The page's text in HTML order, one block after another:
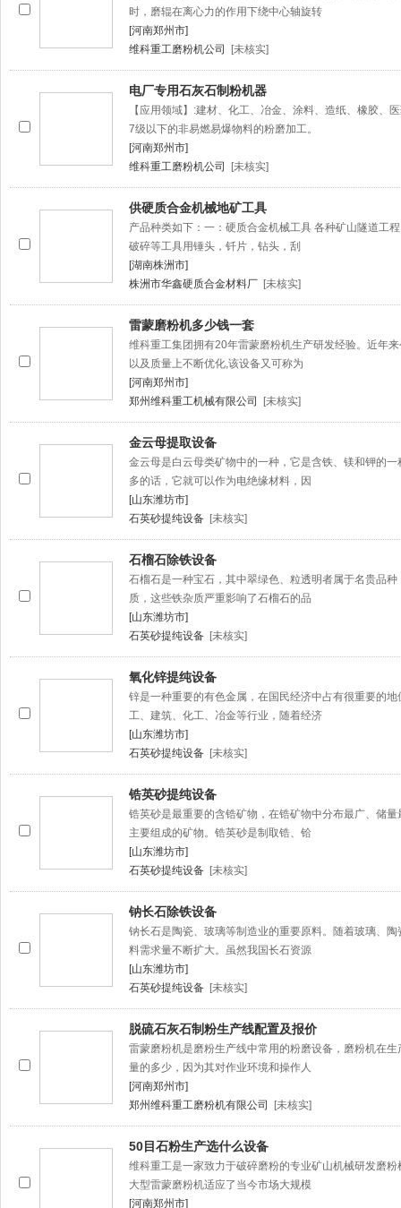
时，磨辊在离心力的作用下绕中心轴旋转
[河南郑州市]
维科重工磨粉机公司
[未核实]
电厂专用石灰石制粉机器
【应用领域】:建材、化工、冶金、涂料、造纸、橡胶、
7级以下的非易燃易爆物料的粉磨加工。
[河南郑州市]
维科重工磨粉机公司
[未核实]
供硬质合金机械地矿工具
产品种类如下：一：硬质合金机械工具 各种矿山隧道工
破碎等工具用锤头，钎片，钻头，刮
[湖南株洲市]
株洲市华鑫硬质合金材料厂 [未核实]
雷蒙磨粉机多少钱一套
维科重工集团拥有20年雷蒙磨粉机生产研发经验。近年
以及质量上不断优化,该设备又可称为
[河南郑州市]
郑州维科重工机械有限公司
[未核实]
金云母提取设备
金云母是白云母类矿物中的一种，它是含铁、镁和钾的
多的话，它就可以作为电绝缘材料，因
[山东潍坊市]
石英砂提纯设备 [未核实]
石榴石除铁设备
石榴石是一种宝石，其中翠绿色、粒透明者属于名贵品
质，这些铁杂质严重影响了石榴石的品
[山东潍坊市]
石英砂提纯设备 [未核实]
氧化锌提纯设备
锌是一种重要的有色金属，在国民经济中占有很重要的
工、建筑、化工、冶金等行业，随着经济
[山东潍坊市]
石英砂提纯设备 [未核实]
锆英砂提纯设备
锆英砂是最重要的含锆矿物，在锆矿物中分布最广、储
主要组成的矿物。锆英砂是制取锆、铪
[山东潍坊市]
石英砂提纯设备 [未核实]
钠长石除铁设备
钠长石是陶瓷、玻璃等制造业的重要原料。随着玻璃、
料需求量不断扩大。虽然我国长石资源
[山东潍坊市]
石英砂提纯设备 [未核实]
脱硫石灰石制粉生产线配置及报价
雷蒙磨粉机是磨粉生产线中常用的粉磨设备，磨粉机在
量的多少，因为其对作业环境和操作人
[河南郑州市]
郑州维科重工磨粉机有限公司
[未核实]
50目石粉生产选什么设备
维科重工是一家致力于破碎磨粉的专业矿山机械研发磨
大型雷蒙磨粉机适应了当今市场大规模
[河南郑州市]